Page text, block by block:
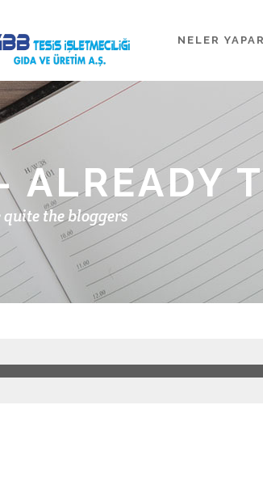
NELER
ALREADY
quite the bloggers